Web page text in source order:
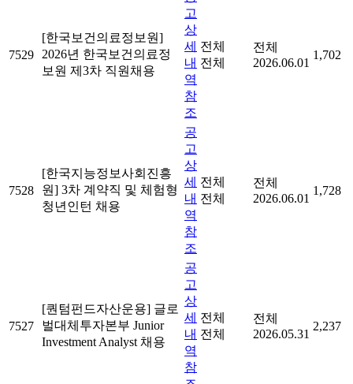
7529
[한국보건의료정보원]
2026년 한국보건의료정
보원 제3차 직원채용
고
상
세
내
역
참
조
전체
전체
전체
2026.06.01
1,702
7528
[한국지능정보사회진흥
원] 3차 계약직 및 체험형
청년인턴 채용
공
고
상
세
내
역
참
조
전체
전체
전체
2026.06.01
1,728
7527
[퀀텀펀드자산운용] 글로
벌대체투자본부 Junior
Investment Analyst 채용
공
고
상
세
내
역
참
전체
전체
전체
2026.05.31
2,237